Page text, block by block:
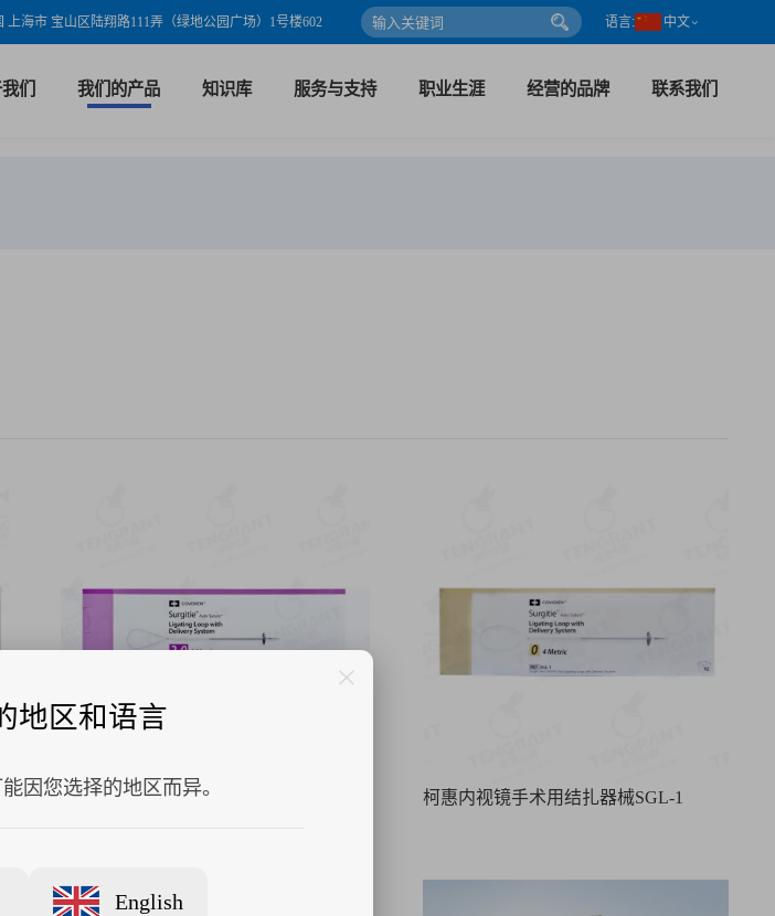
上海市 宝山区陆翔路111弄（绿地公园广场）1号楼602 语言: 中文
们 我们的产品 知识库 服务与支持 职业生涯 经营的品牌 联系我们
柯惠内视镜手术用结扎器械EL-20-L 2-0 柯惠内视镜手术用结扎器械SGL-1
地区和语言
因您选择的地区而异。
English